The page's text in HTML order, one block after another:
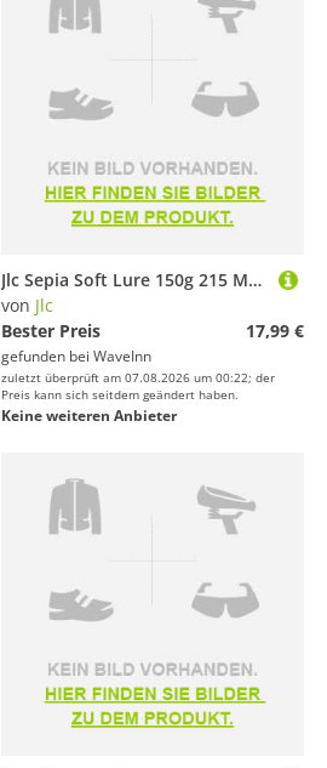
Jlc Sepia Soft Lure 150g 215 Mm Mehrfarbig
von Jlc
Bester Preis
17,99 €
gefunden bei WaveInn
zuletzt überprüft am 07.08.2026 um 00:22; der
Preis kann sich seitdem geändert haben.
Keine weiteren Anbieter